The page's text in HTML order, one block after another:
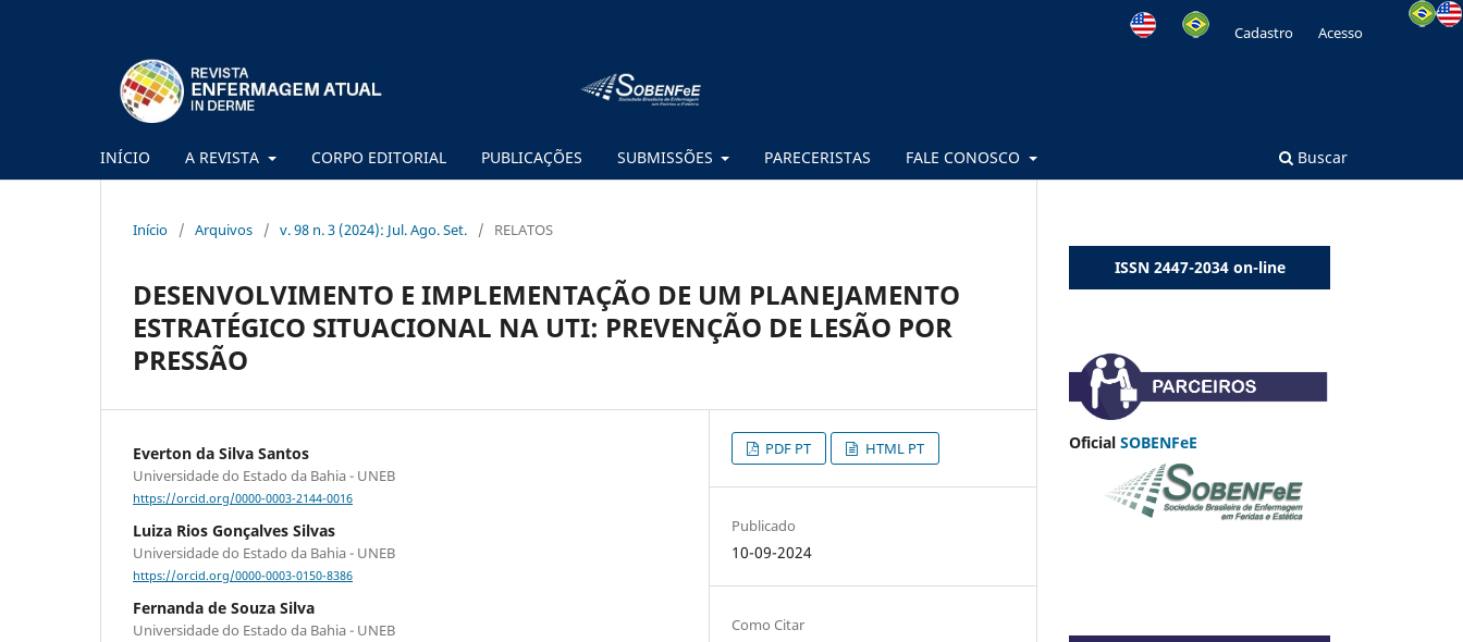
INÍCIO A REVISTA CORPO EDITORIAL PUBLICAÇÕES SUBMISSÕES PARECERISTAS FALE CONOSCO Buscar
Cadastro Acesso
Início / Arquivos / v. 98 n. 3 (2024): Jul. Ago. Set. / RELATOS
DESENVOLVIMENTO E IMPLEMENTAÇÃO DE UM PLANEJAMENTO
ESTRATÉGICO SITUACIONAL NA UTI: PREVENÇÃO DE LESÃO POR
PRESSÃO
Everton da Silva Santos
Universidade do Estado da Bahia - UNEB
https://orcid.org/0000-0003-2144-0016
Luiza Rios Gonçalves Silvas
Universidade do Estado da Bahia - UNEB
https://orcid.org/0000-0003-0150-8386
Fernanda de Souza Silva
Universidade do Estado da Bahia - UNEB
PDF PT HTML PT
Publicado
10-09-2024
Como Citar
ISSN 2447-2034 on-line
Oficial SOBENFeE